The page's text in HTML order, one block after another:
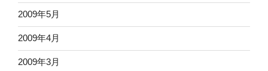
2009年5月
2009年4月
2009年3月